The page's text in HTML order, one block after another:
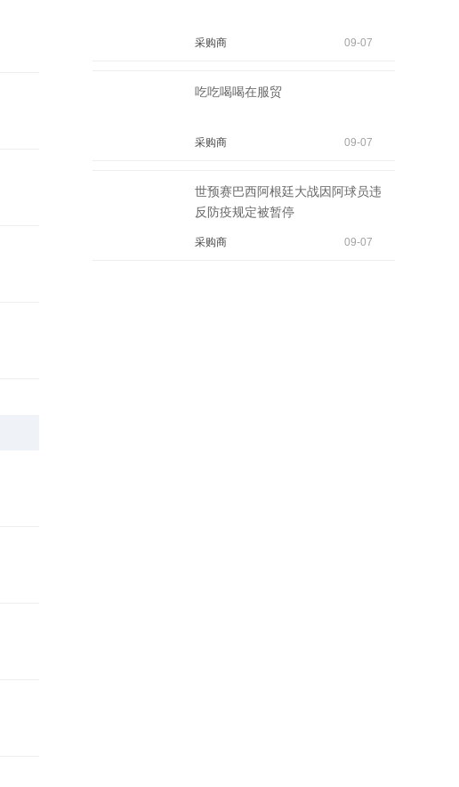
采购商 09-07
吃吃喝喝在服贸
采购商 09-07
世预赛巴西阿根廷大战因阿球员违
反防疫规定被暂停
采购商 09-07